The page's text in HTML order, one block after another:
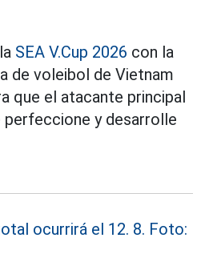
SEA V.Cup 2026 con la
de voleibol de Vietnam
que el atacante principal
perfeccione y desarrolle